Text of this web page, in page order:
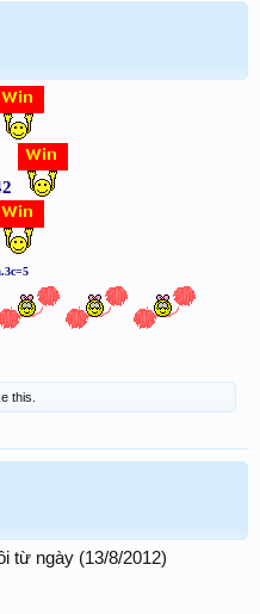
this.
từ ngày (13/8/2012)